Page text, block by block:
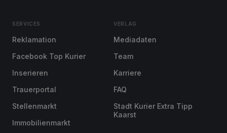
SERVICES
Reklamation
Facebook Top Kurier
Inserieren
Trauerportal
Stellenmarkt
Immobilienmarkt
VERLAG
Mediadaten
Team
Karriere
FAQ
Stadt Kurier Extra Tipp
Kaarst